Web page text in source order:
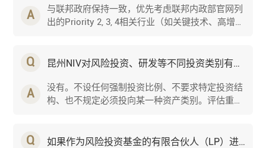
A
与联邦政府保持一致，优先考虑联邦内政部官网列
出的Priority 2, 3, 4相关行业（如关键技术、高增长
Q 昆州NIV对风险投资、研发等不同投资类别有具体的比例要求吗？
A
没有。不设任何强制投资比例、不要求特定投资结
构、也不规定必须投向某一种资产类别。评估重点
Q 如果作为风险投资基金的有限合伙人（LP）进行投资，基金必须注册在昆州吗？如果基金注册在新州，但投资了昆州的企业，可以吗？